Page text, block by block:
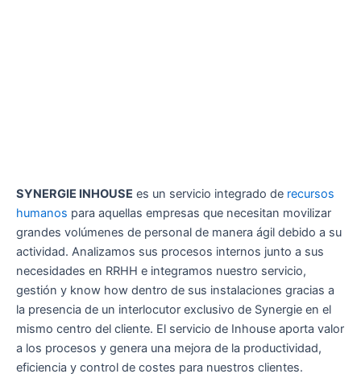
SYNERGIE INHOUSE es un servicio integrado de recursos
humanos para aquellas empresas que necesitan movilizar
grandes volúmenes de personal de manera ágil debido a su
actividad. Analizamos sus procesos internos junto a sus
necesidades en RRHH e integramos nuestro servicio,
gestión y know how dentro de sus instalaciones gracias a
la presencia de un interlocutor exclusivo de Synergie en el
mismo centro del cliente. El servicio de Inhouse aporta valor
a los procesos y genera una mejora de la productividad,
eficiencia y control de costes para nuestros clientes.